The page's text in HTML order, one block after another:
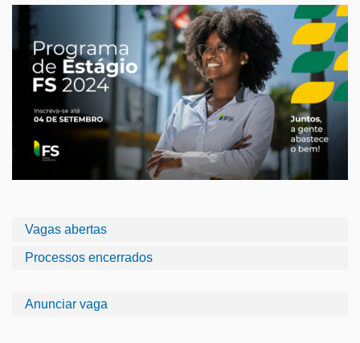
Vagas abertas
Processos encerrados
Anunciar vaga